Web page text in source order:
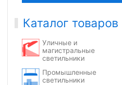
Каталог товаров
Уличные и
магистральные
светильники
Промышленные
светильники